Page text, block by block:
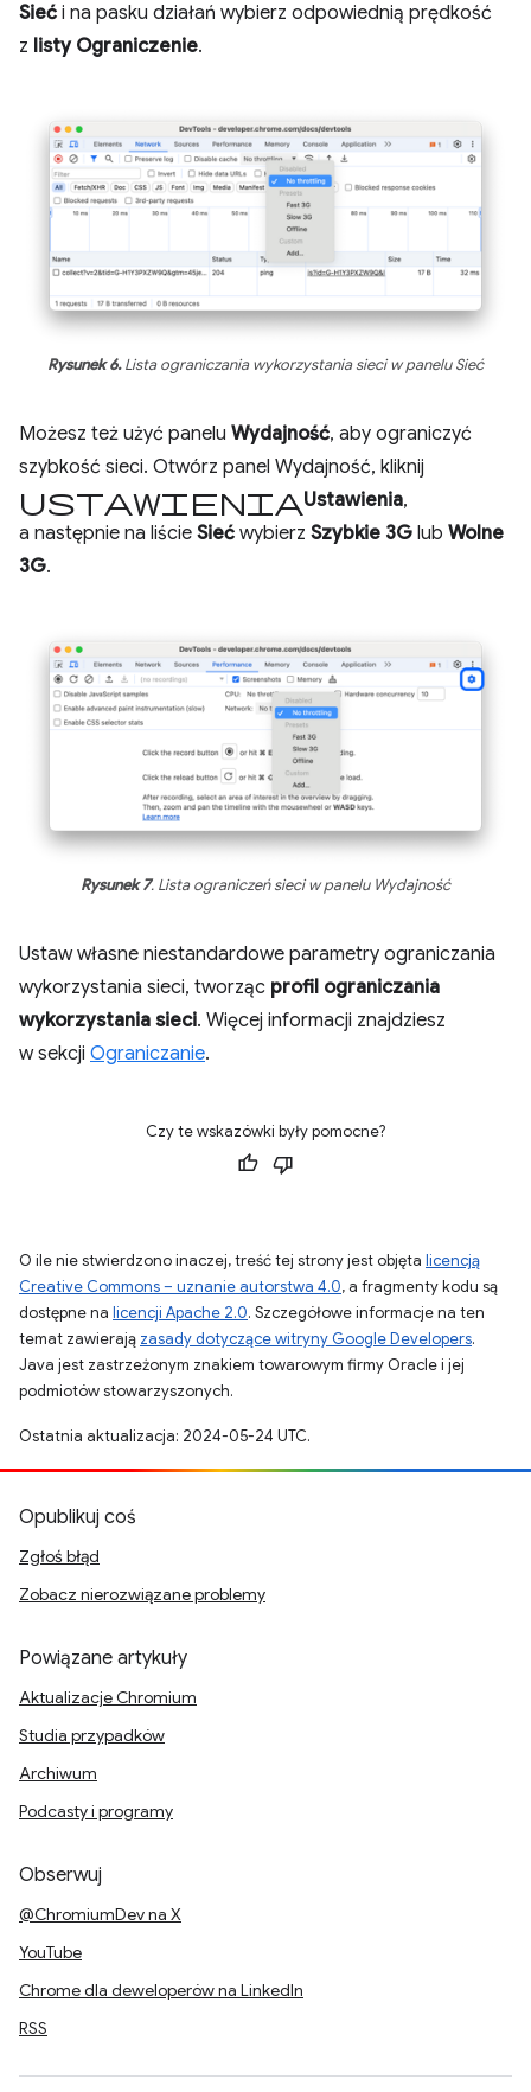
Sieć i na pasku działań wybierz odpowiednią prędkość
z listy Ograniczenie.
Rysunek 6.Lista ograniczania wykorzystania sieci w panelu Sieć
Możesz też użyć panelu Wydajność, aby ograniczyć
szybkość sieci. Otwórz panel Wydajność, kliknij
ustawieniaUstawienia,
a następnie na liście Sieć wybierz Szybkie 3G lub Wolne
3G.
Rysunek 7. Lista ograniczeń sieci w panelu Wydajność
Ustaw własne niestandardowe parametry ograniczania
wykorzystania sieci, tworząc profil ograniczania
wykorzystania sieci. Więcej informacji znajdziesz
w sekcji Ograniczanie.
Czy te wskazówki były pomocne?
O ile nie stwierdzono inaczej, treść tej strony jest objęta licencją
Creative Commons – uznanie autorstwa 4.0, a fragmenty kodu są
dostępne na licencji Apache 2.0. Szczegółowe informacje na ten
temat zawierają zasady dotyczące witryny Google Developers.
Java jest zastrzeżonym znakiem towarowym firmy Oracle i jej
podmiotów stowarzyszonych.
Ostatnia aktualizacja: 2024-05-24 UTC.
Opublikuj coś
Zgłoś błąd
Zobacz nierozwiązane problemy
Powiązane artykuły
Aktualizacje Chromium
Studia przypadków
Archiwum
Podcasty i programy
Obserwuj
@ChromiumDev na X
YouTube
Chrome dla deweloperów na LinkedIn
RSS